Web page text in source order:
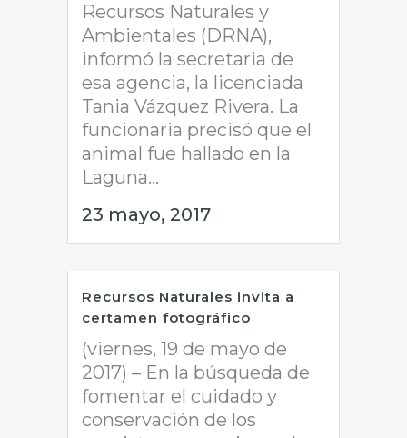
Recursos Naturales y
Ambientales (DRNA),
informó la secretaria de
esa agencia, la licenciada
Tania Vázquez Rivera. La
funcionaria precisó que el
animal fue hallado en la
Laguna...
23 mayo, 2017
Recursos Naturales invita a
certamen fotográfico
(viernes, 19 de mayo de
2017) – En la búsqueda de
fomentar el cuidado y
conservación de los